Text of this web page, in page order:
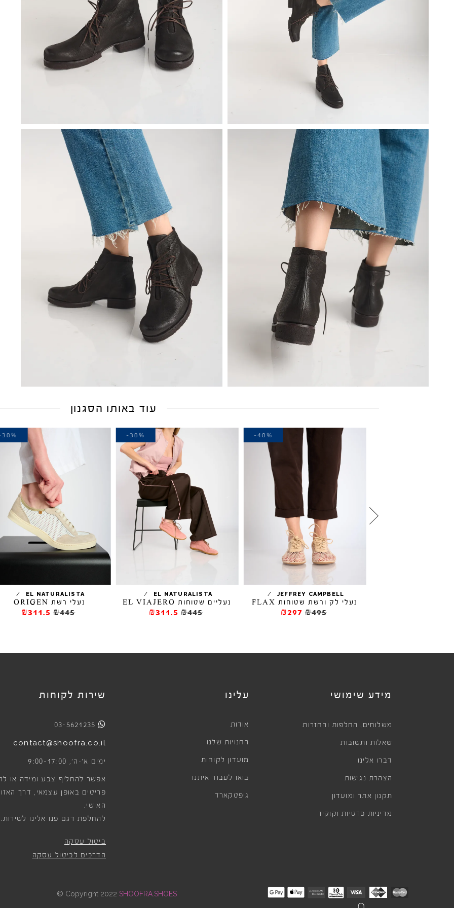
ברפוט
גרביים
לכל המותגים שלנו
נעליים טבעוניות
נעלי ברפוט
גרביים
עוד באותו הסגנון
JEFFREY CAMPBELL
/
נעלי לק ורשת שטוחות FLAX
₪495
₪297
-40%
EL NATURALISTA
/
נעליים שטוחות EL VIAJERO
₪445
₪311.5
-30%
EL NATURALISTA
/
נעלי רשת ORIGEN
₪445
₪311.5
מידע שימושי
משלוחים , החלפות והחזרות
שאלות ותשובות
דברו אלינו
הצהרת נגישות
תקנון אתר ומועדון
מדיניות פרטיות וקוקיז
עלינו
אודות
החנויות שלנו
מועדון לקוחות
בואו לעבוד איתנו
גיפטקארד
שירות לקוחות
03-5621235
contact@shoofra.co.il
ימים א׳-ה׳, 9:00-17:00
אפשר להחליף צבע ומידה או
פריטים באופן עצמאי, דרך
האישי.
להחלפת דגם פנו אלינו לשירות.
ביטול עסקה
הדרכים לביטול עסקה
Copyright 2022 SHOOFRA.SHOES
©